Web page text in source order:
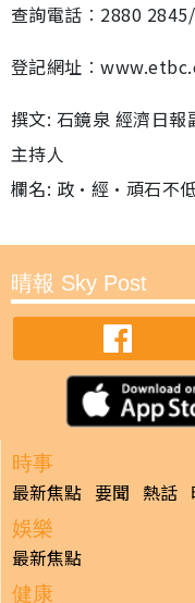
查詢電話︰2880
登記網址
撰文: 石鏡泉 經濟日
主持人
欄名: 政•經•頑石不
晴報 Sky Post
時事
最新焦點 要聞 熱話
娛樂
最新焦點
健康